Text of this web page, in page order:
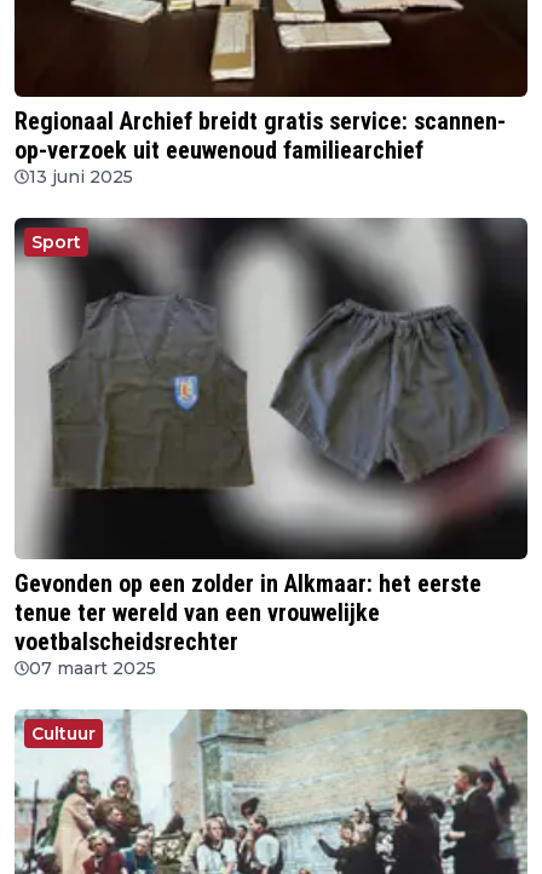
Regionaal Archief breidt gratis service: scannen-
op-verzoek uit eeuwenoud familiearchief
13 juni 2025
Sport
Gevonden op een zolder in Alkmaar: het eerste
tenue ter wereld van een vrouwelijke
voetbalscheidsrechter
07 maart 2025
Cultuur